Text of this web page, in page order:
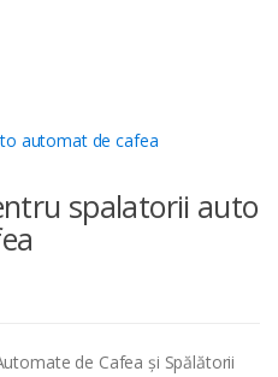
spalatorii auto
de Cafea și Spălătorii